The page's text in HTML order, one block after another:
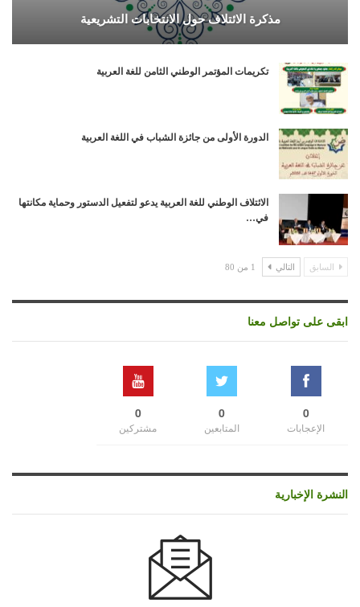
مذكرة الائتلاف حول الانتخابات التشريعية
تكريمات المؤتمر الوطني الثامن للغة العربية
الدورة الأولى من جائزة الشباب في اللغة العربية
الائتلاف الوطني للغة العربية يدعو لتفعيل الدستور وحماية مكانتها
في…
السابق التالي 1 من 80
ابقى على تواصل معنا
0
الإعجابات
0
المتابعين
0
مشتركين
النشرة الإخبارية